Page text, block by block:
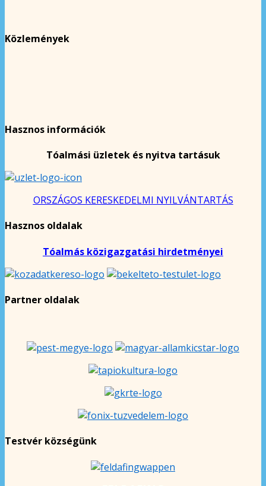
Közlemények
Hasznos információk
Tóalmási üzletek és nyitva tartásuk
ORSZÁGOS KERESKEDELMI NYILVÁNTARTÁS
Hasznos oldalak
Tóalmás közigazgatási hirdetményei
Partner oldalak
Testvér községünk